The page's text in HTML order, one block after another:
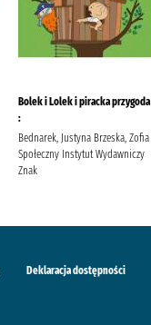
Bolek i Lolek i piracka przygoda
:
Bednarek, Justyna Brzeska, Zofia
Społeczny Instytut Wydawniczy
Znak
Deklaracja dostępności